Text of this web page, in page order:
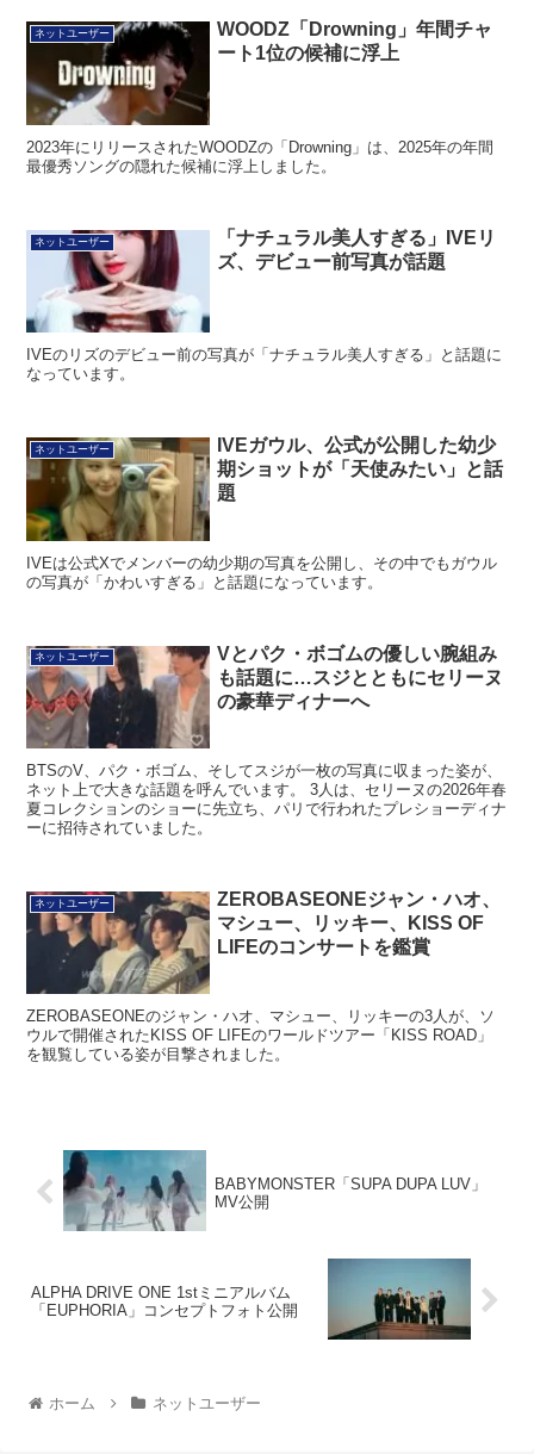
ネットユーザー
WOODZ「Drowning」年間チャ
ート1位の候補に浮上
2023年にリリースされたWOODZの「Drowning」は、2025年の年間
最優秀ソングの隠れた候補に浮上しました。
ネットユーザー
「ナチュラル美人すぎる」IVEリ
ズ、デビュー前写真が話題
IVEのリズのデビュー前の写真が「ナチュラル美人すぎる」と話題に
なっています。
ネットユーザー
IVEガウル、公式が公開した幼少
期ショットが「天使みたい」と話
題
IVEは公式Xでメンバーの幼少期の写真を公開し、その中でもガウル
の写真が「かわいすぎる」と話題になっています。
ネットユーザー
Vとパク・ボゴムの優しい腕組み
も話題に…スジとともにセリーヌ
の豪華ディナーへ
BTSのV、パク・ボゴム、そしてスジが一枚の写真に収まった姿が、
ネット上で大きな話題を呼んでいます。 3人は、セリーヌの2026年春
夏コレクションのショーに先立ち、パリで行われたプレショーディナ
ーに招待されていました。
ネットユーザー
ZEROBASEONEジャン・ハオ、
マシュー、リッキー、KISS OF
LIFEのコンサートを鑑賞
ZEROBASEONEのジャン・ハオ、マシュー、リッキーの3人が、ソ
ウルで開催されたKISS OF LIFEのワールドツアー「KISS ROAD」
を観覧している姿が目撃されました。
BABYMONSTER「SUPA DUPA LUV」
MV公開
ALPHA DRIVE ONE 1stミニアルバム
「EUPHORIA」コンセプトフォト公開
ホーム ネットユーザー